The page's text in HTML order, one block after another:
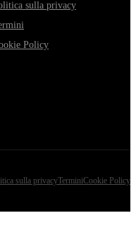
sulla privacy
Policy
sulla privacyTerminiCookie Policy